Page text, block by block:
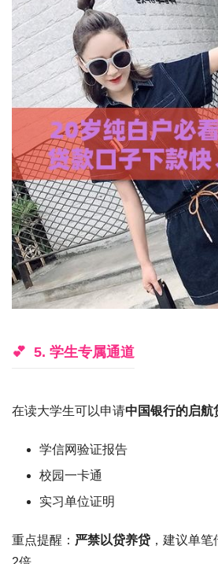
5. 学生专属通道
在读大学生可以申请中国银行的启航
学信网验证报告
校园一卡通
实习单位证明
重点提醒： 严禁以贷养贷 ，建议单